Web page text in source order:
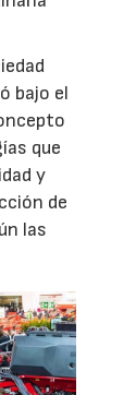
bajo el
que
y
de
las